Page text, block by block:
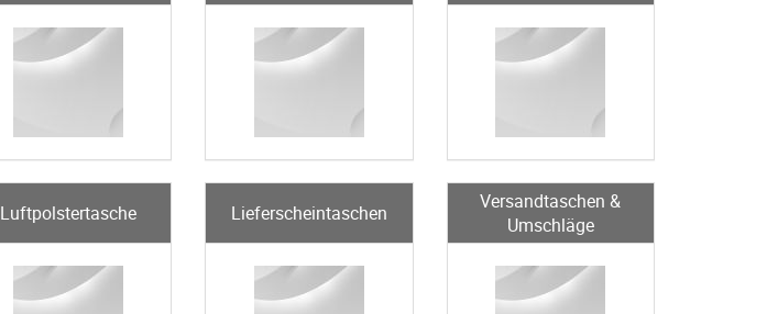
Luftpolstertasche Lieferscheintaschen
Versandtaschen &
Umschläge